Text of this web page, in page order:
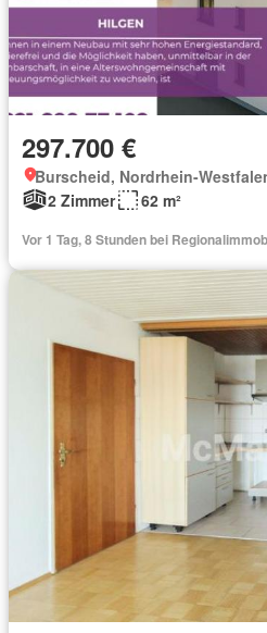
297.700 €
Burscheid, Nordrhein-
2 Zimmer
62 m²
Vor 1 Tag, 8 Stunden bei